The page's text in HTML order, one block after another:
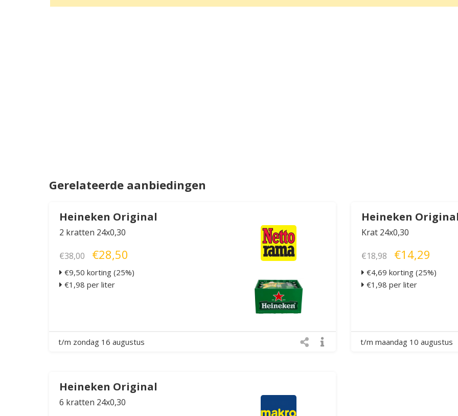
Gerelateerde aanbiedingen
Heineken Original
2 kratten 24x0,30
€38,00 €28,50
€9,50 korting (25%)
€1,98 per liter
t/m zondag 16 augustus
Heineken
Krat 24x0,30
€18,98 €14,29
€4,69 korting (25%)
€1,98 per liter
t/m maandag 10 augustus
Heineken Original
6 kratten 24x0,30